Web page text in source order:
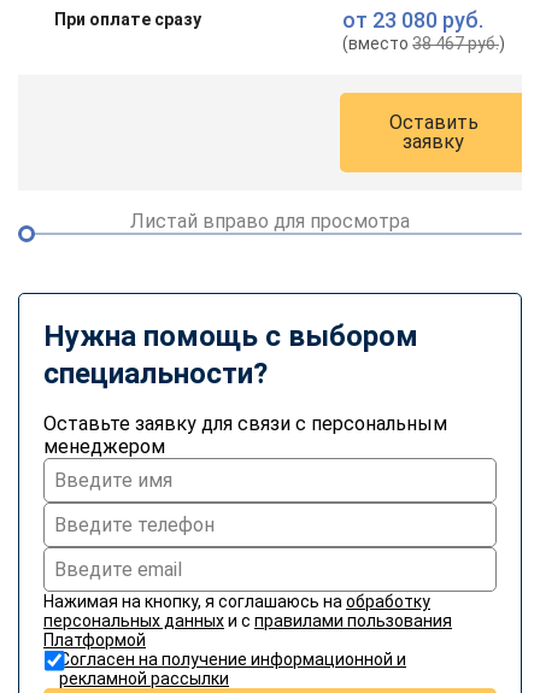
При оплате сразу от 23 080 руб.
(вместо38 467 руб.)
Оставить
заявку
Листай вправо для просмотра
Нужна помощь с выбором
специальности?
Оставьте заявку для связи с персональным
менеджером
Нажимая на кнопку, я соглашаюсь на обработку
персональных данныхи с правилами пользования
Платформой
Согласен на получение информационной и
рекламной рассылки